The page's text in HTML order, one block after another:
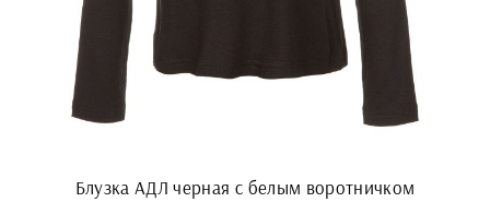
Блузка АДЛ черная с белым воротничком